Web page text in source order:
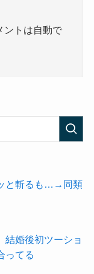
ントは自動で
と斬るも…→同類
結婚後初ツーショ
ってる